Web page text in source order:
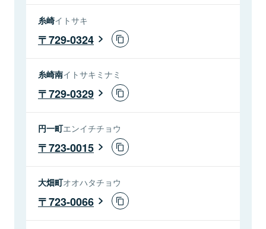
糸崎イトサキ
729-0324
糸崎南イトサキミナミ
729-0329
円一町エンイチチョウ
723-0015
大畑町オオハタチョウ
723-0066